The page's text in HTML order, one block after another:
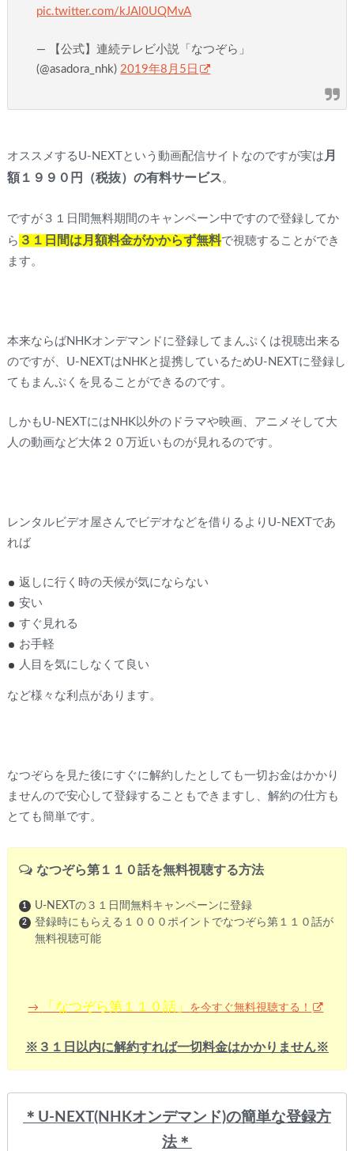
pic.twitter.com/kJAl0UQMvA
— 【公式】連続テレビ小説「なつぞら」
(@asadora_nhk)2019年8月5日
オススメするU-NEXTという動画配信サイトなのですが実は 月
額１９９０円（税抜）の有料サービス。
ですが３１日間無料期間のキャンペーン中ですので登録してか
ら ３１日間は月額料金がかからず無料で視聴することができ
ます。
本来ならばNHKオンデマンドに登録してまんぷくは視聴出来る
のですが、U-NEXTはNHKと提携しているためU-NEXTに登録し
てもまんぷくを見ることができるのです。
しかもU-NEXTにはNHK以外のドラマや映画、アニメそして大
人の動画など大体２０万近いものが見れるのです。
レンタルビデオ屋さんでビデオなどを借りるよりU-NEXTであ
れば
返しに行く時の天候が気にならない
安い
すぐ見れる
お手軽
人目を気にしなくて良い
など様々な利点があります。
なつぞらを見た後にすぐに解約したとしても一切お金はかかり
ませんので安心して登録することもできますし、解約の仕方も
とても簡単です。
なつぞら第１１０話を無料視聴する方法
U-NEXTの３１日間無料キャンペーンに登録
登録時にもらえる１０００ポイントでなつぞら第１１０話が
無料視聴可能
→ 「なつぞら第１１０話」 を今すぐ無料視聴する！
※３１日以内に解約すれば一切料金はかかりません※
＊U-NEXT(NHKオンデマンド)の簡単な登録方
法＊